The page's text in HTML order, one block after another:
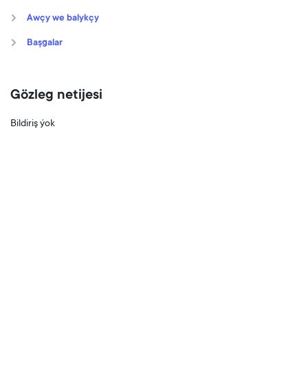
Awçy we balykçy
Başgalar
Gözleg netijesi
Bildiriş ýok